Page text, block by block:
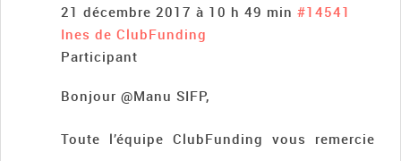
21 décembre 2017 à 10 h 49 min #14541
Ines de ClubFunding
Participant
Bonjour @Manu SIFP,
Toute l’équipe ClubFunding vous remercie